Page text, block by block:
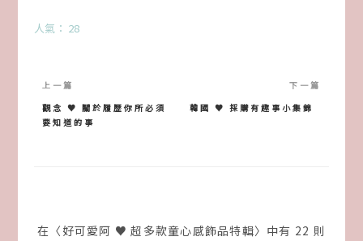
人氣： 28
文
章
觀念 ♥ 關於履歷你所必須
要知道的事
韓國 ♥ 採購有趣事小集錦
在〈好可愛阿 ♥ 超多款童心感飾品特輯〉中有 22 則